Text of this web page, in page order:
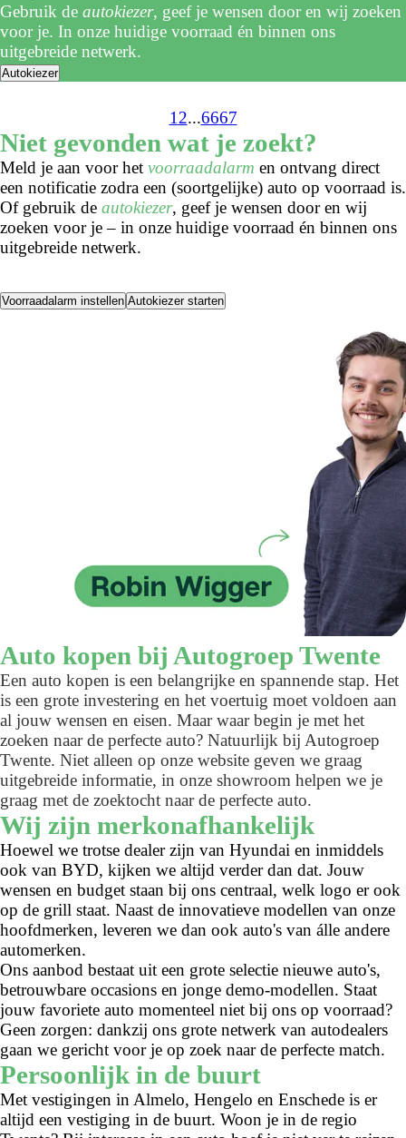
Gebruik de autokiezer, geef je wensen door en wij zoeken
voor je. In onze huidige voorraad én binnen ons
uitgebreide netwerk.
Autokiezer
1 2...6667
Niet gevonden wat je zoekt?
Meld je aan voor het voorraadalarm en ontvang direct
een notificatie zodra een (soortgelijke) auto op voorraad is.
Of gebruik de autokiezer, geef je wensen door en wij
zoeken voor je – in onze huidige voorraad én binnen ons
uitgebreide netwerk.
Voorraadalarm instellen Autokiezer starten
Auto kopen bij Autogroep Twente
Een auto kopen is een belangrijke en spannende stap. Het
is een grote investering en het voertuig moet voldoen aan
al jouw wensen en eisen. Maar waar begin je met het
zoeken naar de perfecte auto? Natuurlijk bij Autogroep
Twente. Niet alleen op onze website geven we graag
uitgebreide informatie, in onze showroom helpen we je
graag met de zoektocht naar de perfecte auto.
Wij zijn merkonafhankelijk
Hoewel we trotse dealer zijn van Hyundai en inmiddels
ook van BYD, kijken we altijd verder dan dat. Jouw
wensen en budget staan bij ons centraal, welk logo er ook
op de grill staat. Naast de innovatieve modellen van onze
hoofdmerken, leveren we dan ook auto's van álle andere
automerken.
Ons aanbod bestaat uit een grote selectie nieuwe auto's,
betrouwbare occasions en jonge demo-modellen. Staat
jouw favoriete auto momenteel niet bij ons op voorraad?
Geen zorgen: dankzij ons grote netwerk van autodealers
gaan we gericht voor je op zoek naar de perfecte match.
Persoonlijk in de buurt
Met vestigingen in Almelo, Hengelo en Enschede is er
altijd een vestiging in de buurt. Woon je in de regio